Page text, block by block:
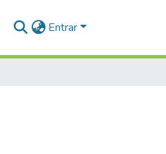
Entrar